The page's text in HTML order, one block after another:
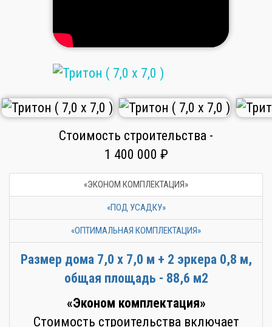
Стоимость строительства -
1 400 000 ₽
«ЭКОНОМ КОМПЛЕКТАЦИЯ»
«ПОД УСАДКУ»
«ОПТИМАЛЬНАЯ КОМПЛЕКТАЦИЯ»
Размер дома 7,0 х 7,0 м + 2 эркера 0,8 м,
общая площадь - 88,6 м2
«Эконом комплектация»
Стоимость строительства включает